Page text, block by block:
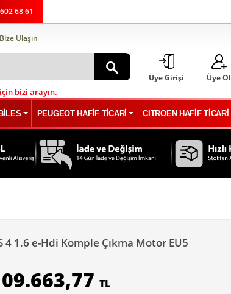
68 61
Bize Ulaşın
bizi arayın.
Üye Girişi Üye Ol
PEUGEOT HAFİF TİCARİ CITROEN HAFİF TİCARİ
4 1.6 e-Hdi Komple Çıkma Motor EU5
TL